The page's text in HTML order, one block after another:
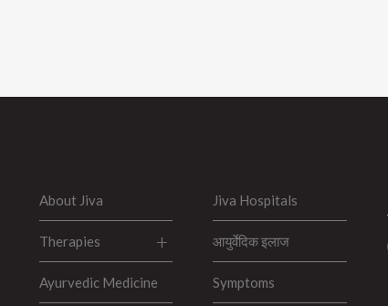
About Jiva
Therapies
Ayurvedic Medicine
Jiva Hospitals
आयुर्वेदिक इलाज
Symptoms